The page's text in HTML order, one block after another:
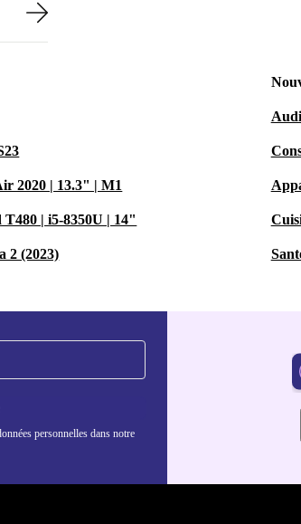
2020 | 13.3" | M1
| i5-8350U | 14"
2 (2023)
personnelles dans notre